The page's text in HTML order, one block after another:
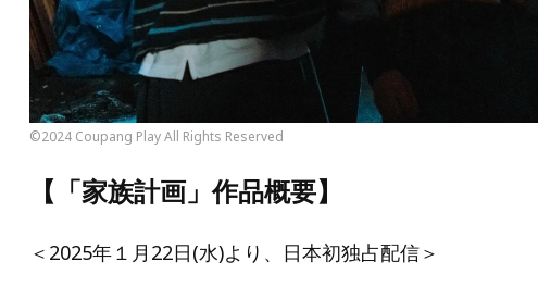
©2024 Coupang Play All Rights Reserved
【「家族計画」作品概要】
＜2025年１月22日(水)より、日本初独占配信＞